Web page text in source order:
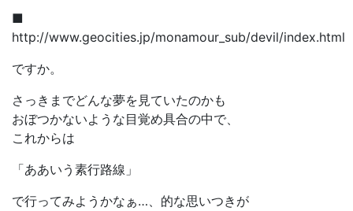
■
http://www.geocities.jp/monamour_sub/devil/index.html
ですか。
さっきまでどんな夢を見ていたのかも
おぼつかないような目覚め具合の中で、
これからは
「ああいう素行路線」
で行ってみようかなぁ…、的な思いつきが